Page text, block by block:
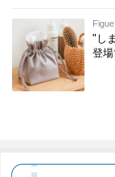
Figue
"し
登